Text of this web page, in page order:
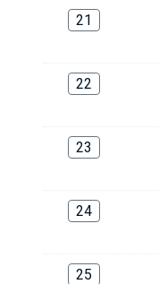
21
22
23
24
25